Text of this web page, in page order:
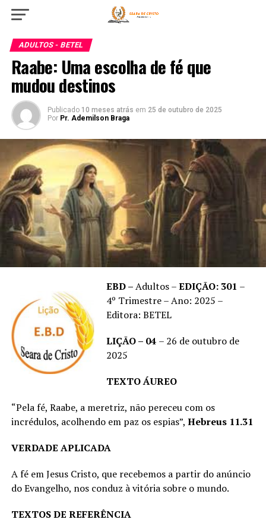
ADULTOS - BETEL
Raabe: Uma escolha de fé que
mudou destinos
Publicado 10 meses atrás em 25 de outubro de 2025
Por Pr. Ademilson Braga
EBD –Adultos –EDIÇÃO: 301 –
4º Trimestre – Ano: 2025 –
Editora: BETEL
LIÇÃO – 04 – 26 de outubro de
2025
TEXTO ÁUREO
“Pela fé, Raabe, a meretriz, não pereceu com os
incrédulos, acolhendo em paz os espias”, Hebreus 11.31
VERDADE APLICADA
A fé em Jesus Cristo, que recebemos a partir do anúncio
do Evangelho, nos conduz à vitória sobre o mundo.
TEXTOS DE REFERÊNCIA